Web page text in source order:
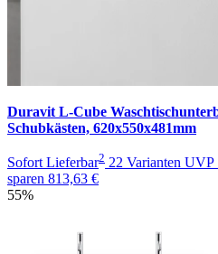
Duravit L-Cube
Schubkästen, 620x550x481mm
Sofort Lieferbar2 22 Varianten UVP
sparen 813,63 €
55%